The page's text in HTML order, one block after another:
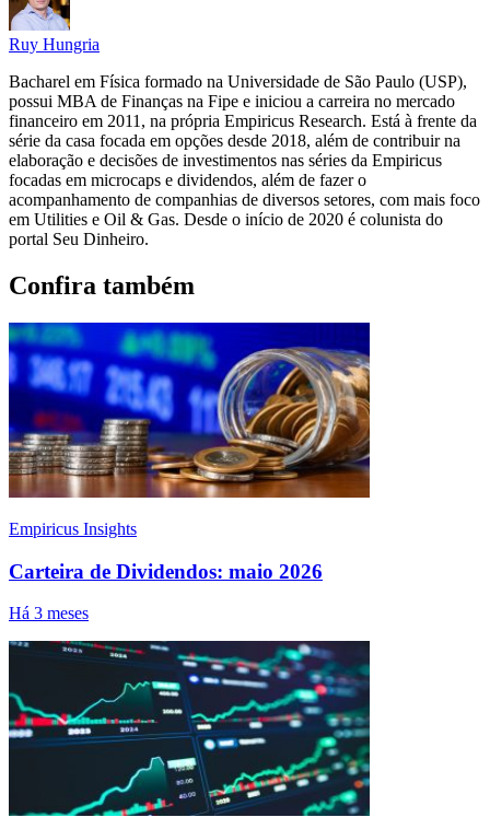
Ruy Hungria
Bacharel em Física formado na Universidade de São Paulo (USP),
possui MBA de Finanças na Fipe e iniciou a carreira no mercado
financeiro em 2011, na própria Empiricus Research. Está à frente da
série da casa focada em opções desde 2018, além de contribuir na
elaboração e decisões de investimentos nas séries da Empiricus
focadas em microcaps e dividendos, além de fazer o
acompanhamento de companhias de diversos setores, com mais foco
em Utilities e Oil & Gas. Desde o início de 2020 é colunista do
portal Seu Dinheiro.
Confira também
Empiricus Insights
Carteira de Dividendos: maio 2026
Há 3 meses